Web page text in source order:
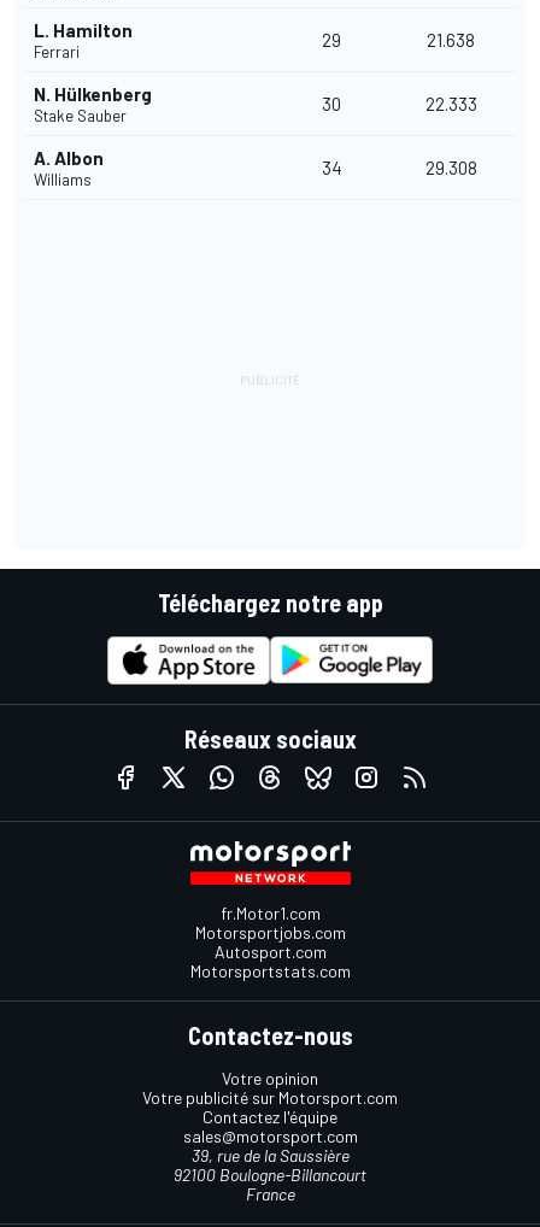
L. Hamilton
Ferrari
29 21.638
N. Hülkenberg
Stake Sauber
30 22.333
A. Albon
Williams
34 29.308
Téléchargez notre app
Réseaux sociaux
fr.Motor1.com
Motorsportjobs.com
Autosport.com
Motorsportstats.com
Contactez-nous
Votre opinion
Votre publicité sur Motorsport.com
Contactez l'équipe
sales@motorsport.com
39, rue de la Saussière
92100 Boulogne-Billancourt
France